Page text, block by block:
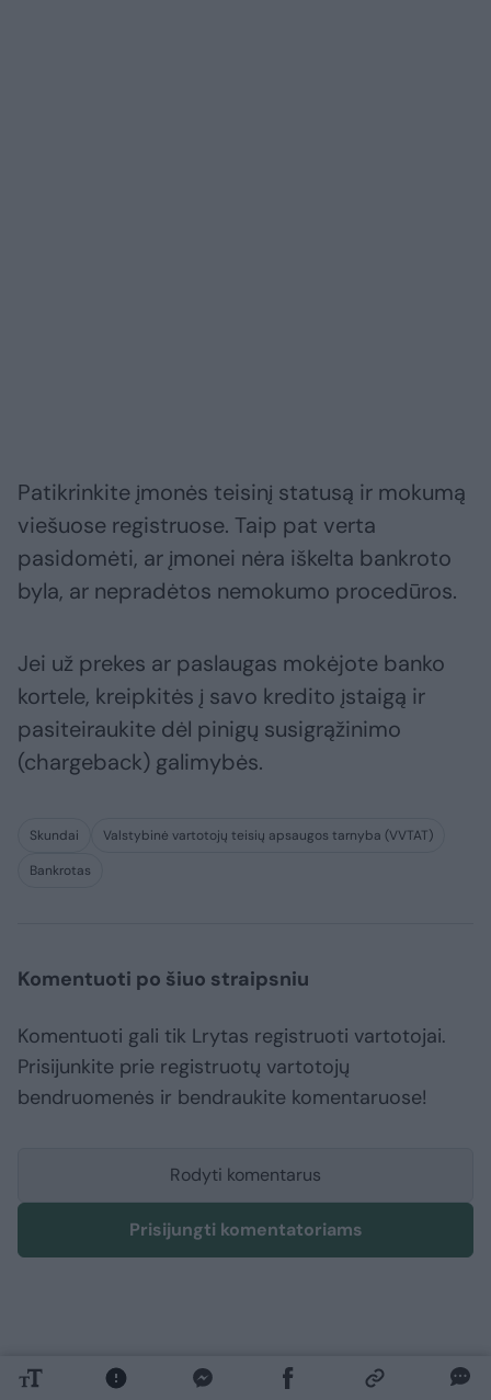
Patikrinkite įmonės teisinį statusą ir mokumą
viešuose registruose. Taip pat verta
pasidomėti, ar įmonei nėra iškelta bankroto
byla, ar nepradėtos nemokumo procedūros.
Jei už prekes ar paslaugas mokėjote banko
kortele, kreipkitės į savo kredito įstaigą ir
pasiteiraukite dėl pinigų susigrąžinimo
(chargeback) galimybės.
Skundai
Valstybinė vartotojų teisių apsaugos tarnyba (VVTAT)
Bankrotas
Komentuoti po šiuo straipsniu
Komentuoti gali tik Lrytas registruoti vartotojai.
Prisijunkite prie registruotų vartotojų
bendruomenės ir bendraukite komentaruose!
Rodyti komentarus
Prisijungti komentatoriams